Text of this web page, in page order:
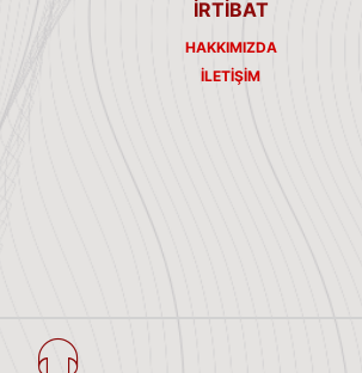
İRTİBAT
HAKKIMIZDA
İLETIŞIM